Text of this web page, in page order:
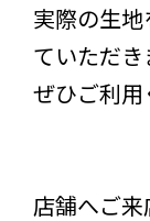
実際の生
ていただき
ぜひご利
店舗へご